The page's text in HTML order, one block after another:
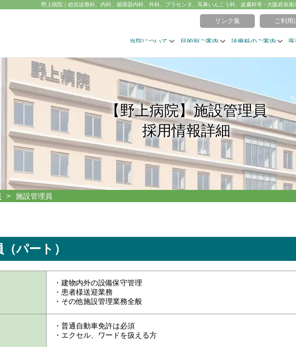
野上病院｜総合診療科、内科、循環器内科、外科、プラセンタ、耳鼻いんこう科、皮膚科等 - 大阪府泉南
リンク集 ご利用
当院について 目的別ご案内 診療科のご案内
【野上病院】施設管理員
採用情報詳細
施設管理員
パート）
・建物内外の設備保守管理
・患者様送迎業務
・その他施設管理業務全般
・普通自動車免許は必須
・エクセル、ワードを扱える方